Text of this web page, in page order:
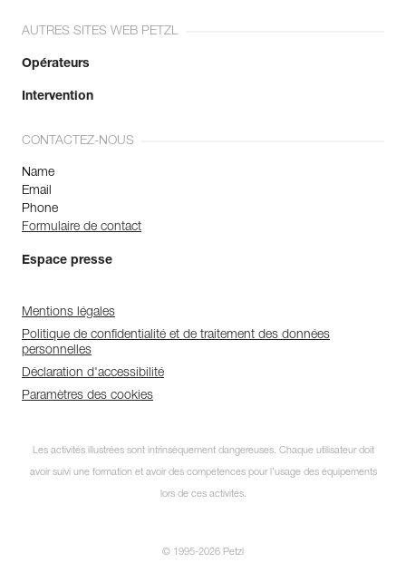
AUTRES SITES WEB PETZL
Opérateurs
Intervention
CONTACTEZ-NOUS
Name
Email
Phone
Formulaire de contact
Espace presse
Mentions légales
Politique de confidentialité et de traitement des données
personnelles
Déclaration d'accessibilité
Paramètres des cookies
Les activités illustrées sont intrinsèquement dangereuses. Chaque utilisateur doit
avoir suivi une formation et avoir des compétences pour l’usage des équipements
lors de ces activités.
© 1995-2026 Petzl